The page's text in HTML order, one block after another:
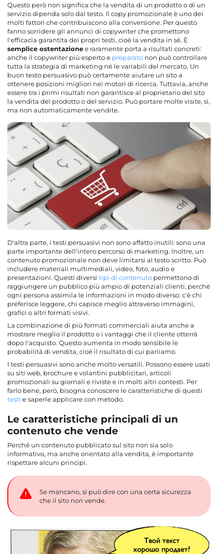
Questo però non significa che la vendita di un prodotto o di un
servizio dipenda solo dal testo. Il copy promozionale è uno dei
molti fattori che contribuiscono alla conversione. Per questo
fanno sorridere gli annunci di copywriter che promettono
l'efficacia garantita dei propri testi, cioè la vendita in sé. È
semplice ostentazionee raramente porta a risultati concreti:
anche il copywriter più esperto e preparato non può controllare
tutta la strategia di marketing né le variabili del mercato. Un
buon testo persuasivo può certamente aiutare un sito a
ottenere posizioni migliori nei motori di ricerca. Tuttavia, anche
essere tra i primi risultati non garantisce al proprietario del sito
la vendita del prodotto o del servizio. Può portare molte visite, sì,
ma non automaticamente vendite.
D'altra parte, i testi persuasivi non sono affatto inutili: sono una
parte importante dell'intero percorso di marketing. Inoltre, un
contenuto promozionale non deve limitarsi al testo scritto. Può
includere materiali multimediali, video, foto, audio e
presentazioni. Questi diversi tipi di contenuto permettono di
raggiungere un pubblico più ampio di potenziali clienti, perché
ogni persona assimila le informazioni in modo diverso: c'è chi
preferisce leggere, chi capisce meglio attraverso immagini,
grafici o altri formati visivi.
La combinazione di più formati commerciali aiuta anche a
mostrare meglio il prodotto o i vantaggi che il cliente otterrà
dopo l'acquisto. Questo aumenta in modo sensibile le
probabilità di vendita, cioè il risultato di cui parliamo.
I testi persuasivi sono anche molto versatili. Possono essere usati
su siti web, brochure e volantini pubblicitari, articoli
promozionali su giornali e riviste e in molti altri contesti. Per
farlo bene, però, bisogna conoscere le caratteristiche di questi
testi e saperle applicare con metodo.
Le caratteristiche principali di un
contenuto che vende
Perché un contenuto pubblicato sul sito non sia solo
informativo, ma anche orientato alla vendita, è importante
rispettare alcuni principi.
Se mancano, si può dire con una certa sicurezza
che il sito non vende.